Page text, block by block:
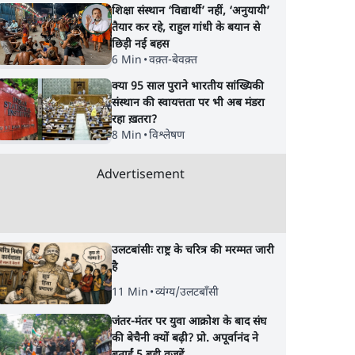
कार्निवाल?
राग?
शिक्षा संस्थान ‘विद्यार्थी’ नहीं, ‘अनुयायी’
तैयार कर रहे, राहुल गांधी के बयान से
छिड़ी नई बहस
6 Min •वक़्त-बेवक़्त
क्या 95 साल पुराने भारतीय सांख्यिकी
संस्थान की स्वायत्तता पर भी अब मंडरा
रहा ख़तरा?
8 Min •विश्लेषण
Advertisement
उलटबांसीः राष्ट्र के चरित्र की मरम्मत जारी
है
11 Min •व्यंग्य/उलटबाँसी
जंतर-मंतर पर युवा आक्रोश के बाद संघ
की बेचैनी क्यों बढ़ी? प्रो. अपूर्वानंद ने